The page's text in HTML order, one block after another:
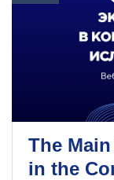
The
in the